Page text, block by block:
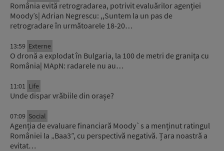
România evită retrogradarea, potrivit evaluărilor agenției
Moody’s| Adrian Negrescu: ,,Suntem la un pas de
retrogradare în următoarele 18-20…
13:59 Externe
O dronă a explodat în Bulgaria, la 100 de metri de granița cu
România| MApN: radarele nu au…
11:01 Life
Unde dispar vrăbiile din orașe?
07:09 Social
Agenția de evaluare financiară Moody`s a menținut ratingul
României la „Baa3”, cu perspectivă negativă. Țara noastră a
evitat…